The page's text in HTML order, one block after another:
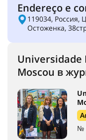
Endereço e
119034, Россия,
Остоженка,
Universidade
Moscou в
№